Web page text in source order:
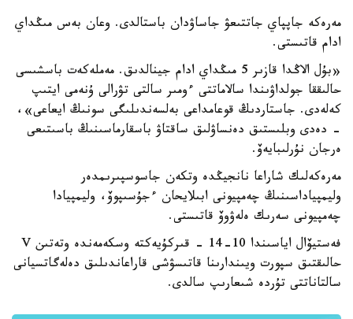
مەرەكە جاپپاي جاتتىعۋ جاساۋدان باستالدى. وعان بەس مىڭداي
ادام قاتىستى.
«بۇل الاڭدا قازىر 5 مىڭداي ادام جينالدىق. مەملەكەت باسشىسى
حالىققا جولداۋىندا سالاماتتى ءومىر سالتى تۋرالى ۇنەمى ايتىپ
كەلەدى. جاستاردىڭ قوعامداعى بەلسەندىلىگى سونىڭ ايعاعى»،
- دەدى وبلىستىق دەنساۋلىق ساقتاۋ باسقارماسىنىڭ باسىتىعى
ەرجان نۇرلىبايەۆ.
مەرەكەلىك شاراعا نانجيڭدە وتكەن جاسوسپىرىمدەر
وليمپياداسىنىڭ چەمپيونى ابىلايحان ءجۇسىپوۆ، وليمپيادا
چەمپيونى سەرىك ەلەۋوۆ قاتىستى.
فەستيۆال اياسىندا 10-14 - قىركۇيەكتە وسكەمەندە وتەتىن V
حالىقتىق سپورت ويىندارىنا قاتىسۋشى قاراعاندىلىق دەلەگاتسيانى
سالتاناتتى تۇردە شىعارىپ سالدى.